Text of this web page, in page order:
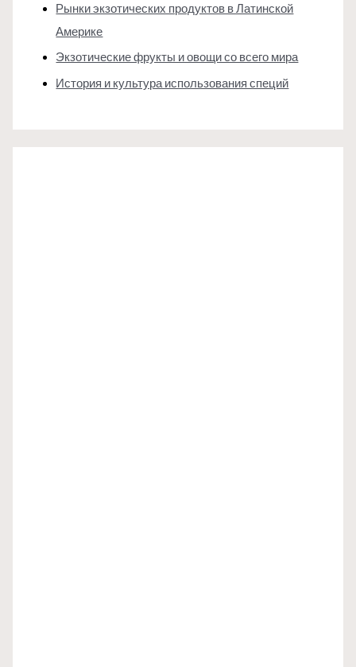
Рынки экзотических продуктов в Латинской
Америке
Экзотические фрукты и овощи со всего мира
История и культура использования специй